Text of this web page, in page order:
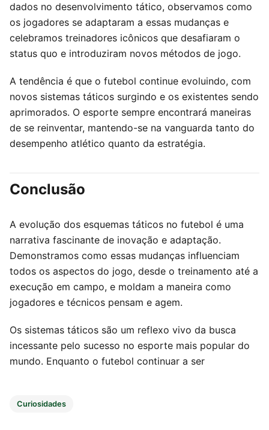
dados no desenvolvimento tático, observamos como
os jogadores se adaptaram a essas mudanças e
celebramos treinadores icônicos que desafiaram o
status quo e introduziram novos métodos de jogo.
A tendência é que o futebol continue evoluindo, com
novos sistemas táticos surgindo e os existentes sendo
aprimorados. O esporte sempre encontrará maneiras
de se reinventar, mantendo-se na vanguarda tanto do
desempenho atlético quanto da estratégia.
Conclusão
A evolução dos esquemas táticos no futebol é uma
narrativa fascinante de inovação e adaptação.
Demonstramos como essas mudanças influenciam
todos os aspectos do jogo, desde o treinamento até a
execução em campo, e moldam a maneira como
jogadores e técnicos pensam e agem.
Os sistemas táticos são um reflexo vivo da busca
incessante pelo sucesso no esporte mais popular do
mundo. Enquanto o futebol continuar a ser
Curiosidades